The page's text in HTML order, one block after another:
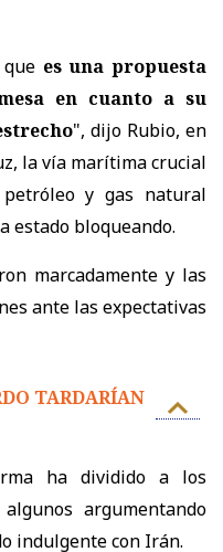
es una propuesta
en cuanto a su
", dijo Rubio, en
la vía marítima crucial
y gas natural
estado bloqueando.
marcadamente y las
ante las expectativas
TARDARÍAN
ha dividido a los
argumentando
indulgente con Irán.